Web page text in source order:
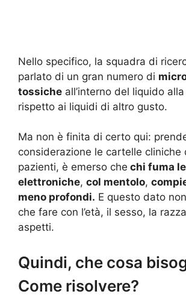
Nello specifico, la squadra di
parlato di un gran numero di
tossiche all’interno del liquido
rispetto ai liquidi di altro gusto.
Ma non è finita di certo qui:
considerazione le cartelle cliniche
pazienti, è emerso che chi fuma
elettroniche, col mentolo,
meno profondi. E questo dato
che fare con l’età, il sesso, la
aspetti.
Quindi, che cosa
Come risolvere?